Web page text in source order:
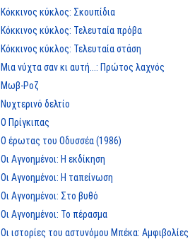
Κόκκινος κύκλος: Σκουπίδια
Κόκκινος κύκλος: Τελευταία πρόβα
Κόκκινος κύκλος: Τελευταία στάση
Μια νύχτα σαν κι αυτή...: Πρώτος λαχνός
Μωβ-Ροζ
Νυχτερινό δελτίο
Ο Πρίγκιπας
Ο έρωτας του Οδυσσέα (1986)
Οι Αγνοημένοι: Η εκδίκηση
Οι Αγνοημένοι: Η ταπείνωση
Οι Αγνοημένοι: Στο βυθό
Οι Αγνοημένοι: Το πέρασμα
Οι ιστορίες του αστυνόμου Μπέκα: Αμφιβολίες